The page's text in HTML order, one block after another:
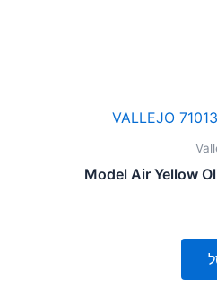
Model Air Yellow